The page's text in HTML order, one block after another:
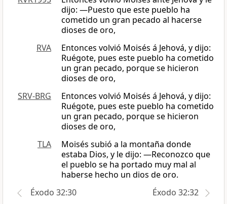
dijo: —Puesto que este pueblo ha
cometido un gran pecado al hacerse
dioses de oro,
RVA
Entonces volvió Moisés á Jehová, y dijo:
Ruégote, pues este pueblo ha cometido
un gran pecado, porque se hicieron
dioses de oro,
SRV-BRG
Entonces volvió Moisés á Jehová, y dijo:
Ruégote, pues este pueblo ha cometido
un gran pecado, porque se hicieron
dioses de oro,
TLA
Moisés subió a la montaña donde
estaba Dios, y le dijo: —Reconozco que
el pueblo se ha portado muy mal al
haberse hecho un dios de oro.
Éxodo 32:30
Éxodo 32:32